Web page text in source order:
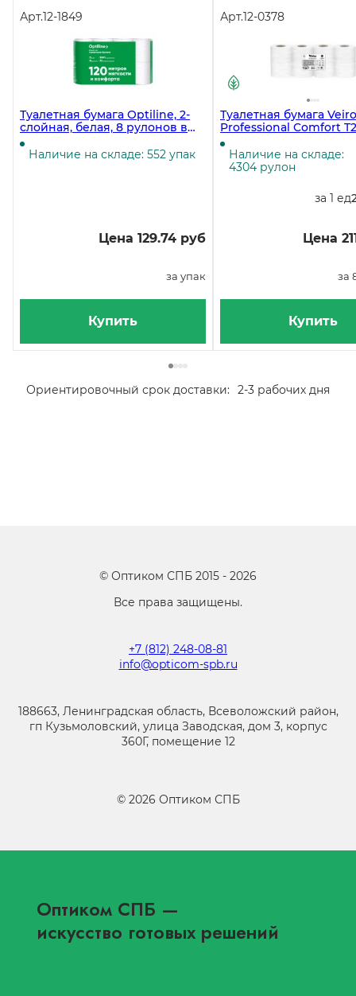
Арт.12-1849
Туалетная бумага Optiline, 2-
слойная, белая, 8 рулонов в
упаковке, 8 упаковок в мешке
Наличие на складе: 552 упак
Цена 129.74 руб
за упак
Купить
Арт.12-0378
Туалетная бумага Veiro
Professional Comfort
слойная, 25 метров,
рулонов в упаковке
Наличие на складе:
4304 рулон
за 1 ед
Цена
за
Купить
Ориентировочный срок доставки: 2-3 рабочих дня
© Оптиком СПБ 2015 - 2026
Все права защищены.
+7 (812) 248-08-81
info@opticom-spb.ru
188663, Ленинградская область, Всеволожский район,
гп Кузьмоловский, улица Заводская, дом 3, корпус
360Г, помещение 12
© 2026 Оптиком СПБ
Оптиком СПБ —
искусство готовых решений